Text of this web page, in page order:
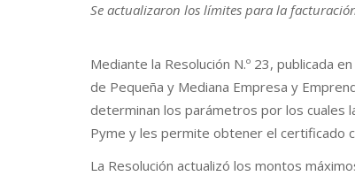
Se actualizaron los límites para la
Mediante la Resolución N.º 23, publicada
de Pequeña y Mediana Empresa y
determinan los parámetros por los cuales
Pyme y les permite obtener el certificado
La Resolución actualizó los montos